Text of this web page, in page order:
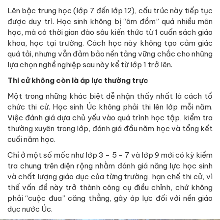
Lên bậc trung học (lớp 7 đến lớp 12), cấu trúc này tiếp tục
được duy trì. Học sinh không bị “ôm đồm” quá nhiều môn
học, mà có thời gian đào sâu kiến thức từ 1 cuốn sách giáo
khoa, học tại trường. Cách học này không tạo cảm giác
quá tải, nhưng vẫn đảm bảo nền tảng vững chắc cho những
lựa chọn nghề nghiệp sau này kể từ lớp 1 trở lên.
Thi cử không còn là áp lực thường trực
Một trong những khác biệt dễ nhận thấy nhất là cách tổ
chức thi cử. Học sinh Úc không phải thi lên lớp mỗi năm.
Việc đánh giá dựa chủ yếu vào quá trình học tập, kiểm tra
thường xuyên trong lớp, đánh giá đầu năm học và tổng kết
cuối năm học.
Chỉ ở một số mốc như lớp 3 - 5 - 7 và lớp 9 mới có kỳ kiểm
tra chung trên diện rộng nhằm đánh giá năng lực học sinh
và chất lượng giáo dục của từng trường, hạn chế thi cử, vì
thế vấn đề này trở thành công cụ điều chỉnh, chứ không
phải “cuộc đua” căng thẳng, gây áp lực đối với nền giáo
dục nước Úc.